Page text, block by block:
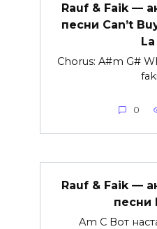
Rauf & Faik —
песни Can’t
Chorus: A#m G#
0
Rauf & Faik —
песни
Am C Вот